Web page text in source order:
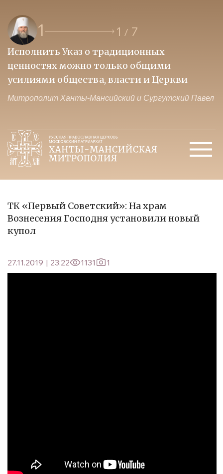
1 1 / 7
Исполнить Указ о традиционных
ценностях можно только общими
усилиями общества, власти и Церкви
Митрополит Ханты-Мансийский и Сургутский Павел
ТК «Первый Советский»: На храм
Вознесения Господня установили новый
купол
27.11.2019 | 23:22 1131 1